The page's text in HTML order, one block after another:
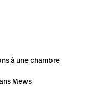
à une chambre
Mews